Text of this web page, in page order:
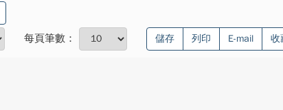
每頁筆數： 儲存 列印 E-mail 收